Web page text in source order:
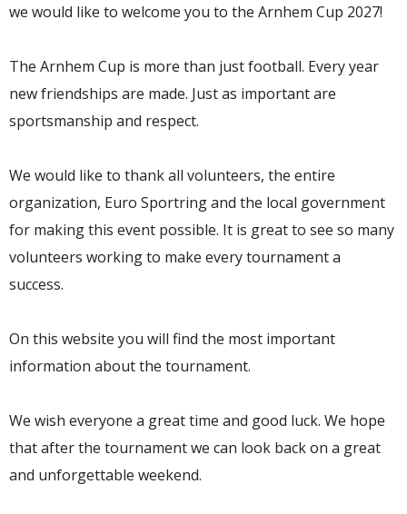
we would like to welcome you to the Arnhem Cup 2027!
The Arnhem Cup is more than just football. Every year
new friendships are made. Just as important are
sportsmanship and respect.
We would like to thank all volunteers, the entire
organization, Euro Sportring and the local government
for making this event possible. It is great to see so many
volunteers working to make every tournament a
success.
On this website you will find the most important
information about the tournament.
We wish everyone a great time and good luck. We hope
that after the tournament we can look back on a great
and unforgettable weekend.